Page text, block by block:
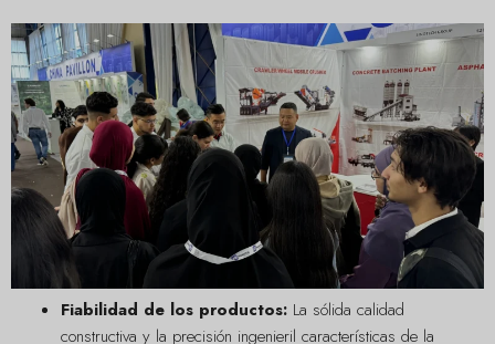
Fiabilidad de los productos: La sólida calidad
constructiva y la precisión ingenieril características de la